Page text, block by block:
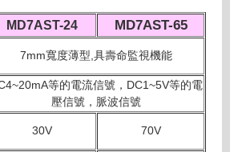
MD7AST-24 MD7AST-65
7mm寬度薄型,具壽命監視機能
等的電流信號，DC1~5V等的電
壓信號，脈波信號
30V 70V